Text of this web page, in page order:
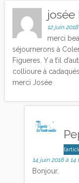
josée
12 juin
merci
séjournerons à
Figueres. Y a t’il
collioure à
merci Josée
14 juin 2018 à 14
Bonjour,